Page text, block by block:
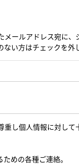
メールアドレス宛に
ない方はチェックを外
し個人情報に対し
めの各種ご連絡。